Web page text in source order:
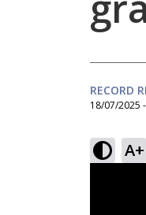
RECORD
18/07/2025
A+